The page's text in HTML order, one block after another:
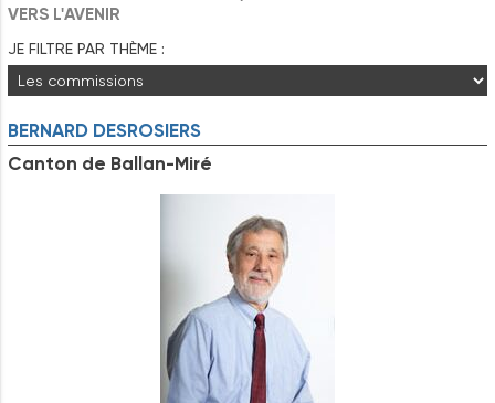
VERS L'AVENIR
JE FILTRE PAR THÈME :
BERNARD DESROSIERS
Canton de Ballan-Miré